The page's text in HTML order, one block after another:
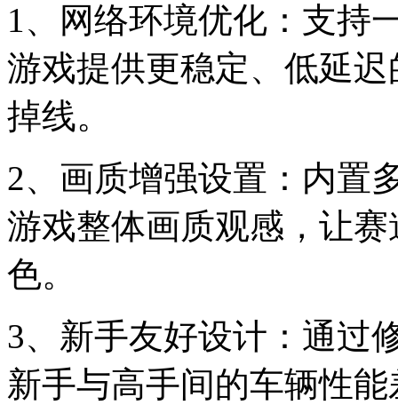
1、网络环境优化：支持
游戏提供更稳定、低延
掉线。
2、画质增强设置：内置
游戏整体画质观感，让
色。
3、新手友好设计：通过
新手与高手间的车辆性